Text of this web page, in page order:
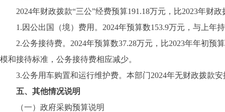
2024年财政拨款“三公”经费预算191.18万元，比2023年财政
1.因公出国（境）费用。2024年预算数153.9万元，与上年
2.公务接待费。2024年预算数37.28万元，比2023年年初预
模和接待标准，公务接待费相应减少。
3.公务用车购置和运行维护费。本部门2024年无财政拨款安
五、其他情况说明
（一）政府采购预算说明